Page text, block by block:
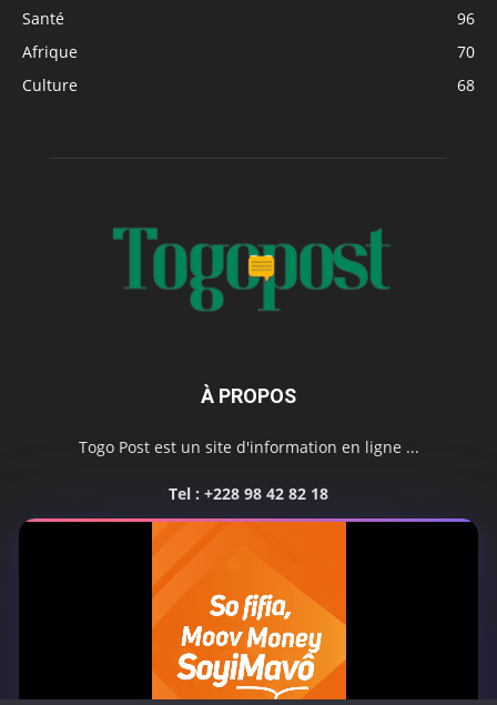
Santé
96
Afrique
70
Culture
68
À PROPOS
Togo Post est un site d'information en ligne ...
Tel : +228 98 42 82 18
SUIVEZ NOUS